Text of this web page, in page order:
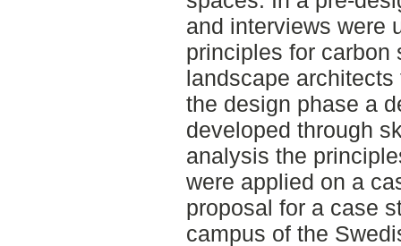
and interviews were
principles for carbon
landscape
the design phase a
developed through
analysis the
were applied on a
proposal for a case
campus of the